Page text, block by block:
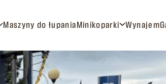
Maszyny do łupania Minikoparki Wynajem